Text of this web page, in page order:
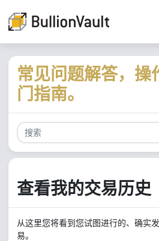
常见问题解答，操
门指南。
查看我的交易历史
从这里您将看到您试图进行的、确实
易。